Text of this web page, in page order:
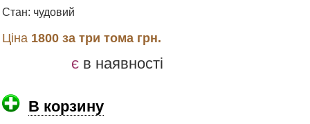
Стан: чудовий
Ціна 1800 за три тома грн.
є в наявності
В корзину